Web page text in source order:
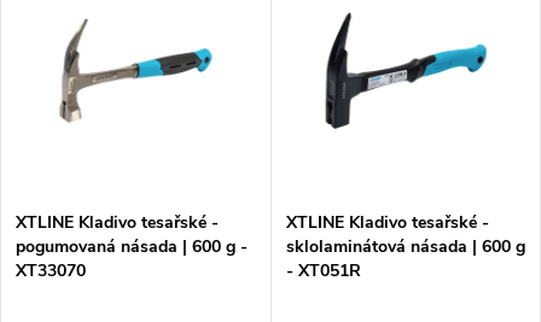
p
Nejprodávanější
Abecedně
s
p
XTLINE Kladivo tesařské -
pogumovaná násada | 600 g -
XT33070
XTLINE Kladivo tesařské -
sklolaminátová násada | 600 g
- XT051R